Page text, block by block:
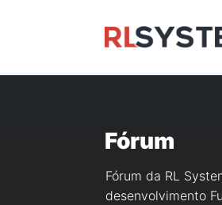
Fórum
Fórum da RL
desenvolvimento